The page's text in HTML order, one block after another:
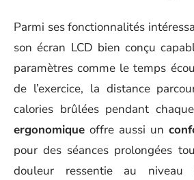
Parmi ses fonctionnalités
son écran LCD bien conçu
paramètres comme le temps
de l’exercice, la distance
calories brûlées pendant
ergonomique offre aussi un
pour des séances prolongées
douleur ressentie au